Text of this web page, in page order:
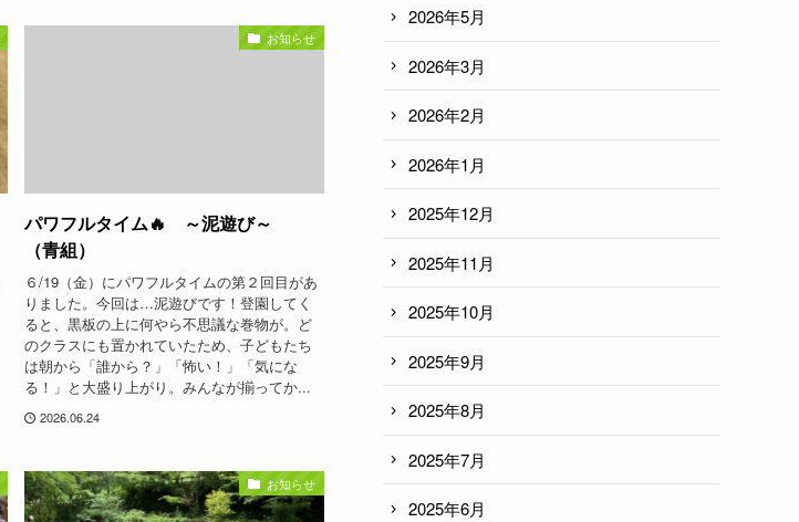
お知らせ
パワフルタイム🔥 ～泥遊び～
（青組）
６/19（金）にパワフルタイムの第２回目があ
りました。今回は…泥遊びです！登園してく
ると、黒板の上に何やら不思議な巻物が。ど
のクラスにも置かれていたため、子どもたち
は朝から「誰から？」「怖い！」「気にな
る！」と大盛り上がり。みんなが揃ってか...
2026.06.24
お知らせ
2026年5月
2026年3月
2026年2月
2026年1月
2025年12月
2025年11月
2025年10月
2025年9月
2025年8月
2025年7月
2025年6月